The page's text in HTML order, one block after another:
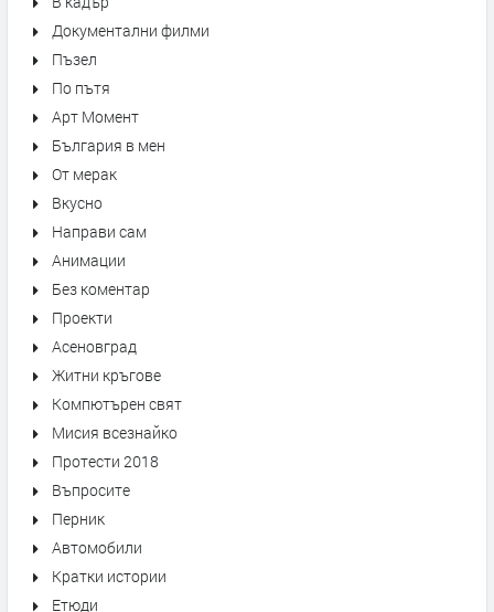
Документални филми
Пъзел
По пътя
Арт Момент
България в мен
От мерак
Вкусно
Направи сам
Анимации
Без коментар
Проекти
Асеновград
Житни кръгове
Компютърен свят
Мисия всезнайко
Протести 2018
Въпросите
Перник
Автомобили
Кратки истории
Етюди